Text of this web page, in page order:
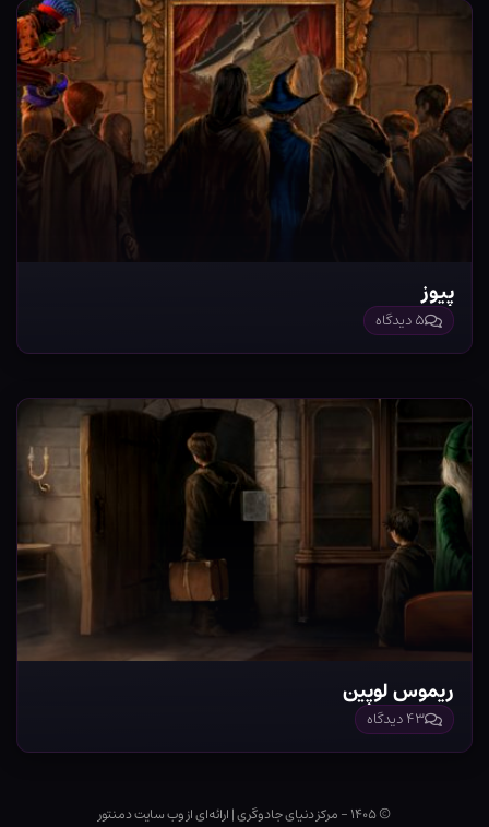
پیوز
۵ دیدگاه
ریموس لوپین
۴۳ دیدگاه
© ۱۴۰۵ - مرکز دنیای جادوگری |ارائه‌ای از وب ‌سایت دمنتور